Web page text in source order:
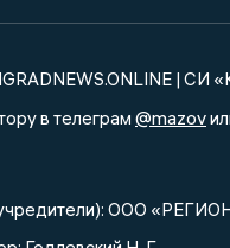
| СИ
в телеграм @mazov
ООО